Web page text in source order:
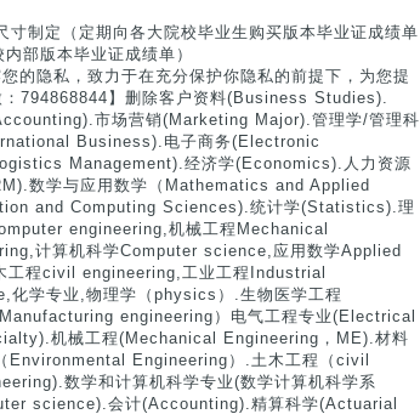
制定（定期向各大院校毕业生购买版本毕业证成绩单
部版本毕业证成绩单）
的隐私，致力于在充分保护你隐私的前提下，为您提
794868844】删除客户资料(Business Studies).
市场营销(Marketing Major).管理学/管理科
Business).电子商务(Electronic
Management).经济学(Economics).人力资源
数学与应用数学（Mathematics and Applied
and Computing Sciences).统计学(Statistics).理
engineering,机械工程Mechanical
计算机科学Computer science,应用数学Applied
程civil engineering,工业工程Industrial
学专业,物理学（physics）.生物医学工程
engineering）电气工程专业(Electrical
机械工程(Mechanical Engineering，ME).材料
Engineering）.土木工程（civil
数学和计算机科学专业(数学计算机科学系
science).会计(Accounting).精算科学(Actuarial